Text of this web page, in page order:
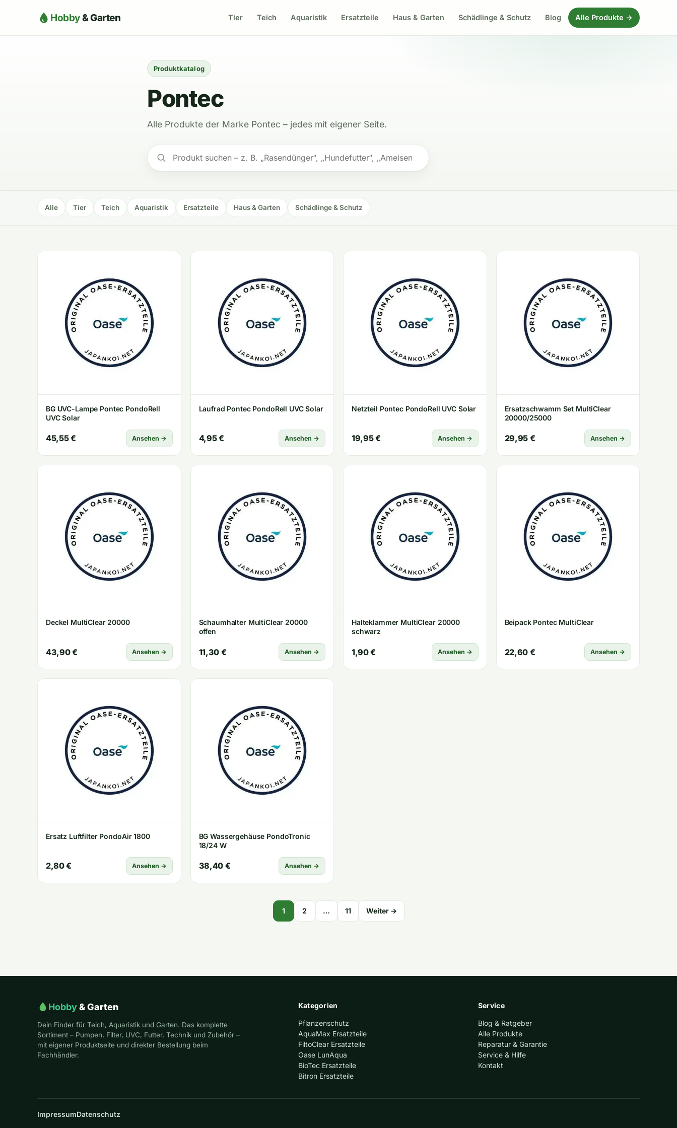
Hobby& Garten Tier Teich Aquaristik Ersatzteile Haus & Garten Schädlinge & Schutz Blog Alle Produkte →
Produktkatalog
Pontec
Alle Produkte der Marke Pontec – jedes mit eigener Seite.
Alle Tier Teich Aquaristik Ersatzteile Haus & Garten Schädlinge & Schutz
BG UVC-Lampe Pontec PondoRell
UVC Solar
45,55 € Ansehen →
Laufrad Pontec PondoRell UVC Solar
4,95 € Ansehen →
Netzteil Pontec PondoRell UVC Solar
19,95 € Ansehen →
Ersatzschwamm Set MultiClear
20000/25000
29,95 € Ansehen →
Deckel MultiClear 20000
43,90 € Ansehen →
Schaumhalter MultiClear 20000
offen
11,30 € Ansehen →
Halteklammer MultiClear 20000
schwarz
1,90 € Ansehen →
Beipack Pontec MultiClear
22,60 € Ansehen →
Ersatz Luftfilter PondoAir 1800
2,80 € Ansehen →
BG Wassergehäuse PondoTronic
18/24 W
38,40 € Ansehen →
1 2 … 11 Weiter →
Hobby& Garten
Dein Finder für Teich, Aquaristik und Garten. Das komplette
Sortiment – Pumpen, Filter, UVC, Futter, Technik und Zubehör –
mit eigener Produktseite und direkter Bestellung beim
Fachhändler.
Kategorien
Pflanzenschutz
AquaMax Ersatzteile
FiltoClear Ersatzteile
Oase LunAqua
BioTec Ersatzteile
Bitron Ersatzteile
Service
Blog & Ratgeber
Alle Produkte
Reparatur & Garantie
Service & Hilfe
Kontakt
ImpressumDatenschutz